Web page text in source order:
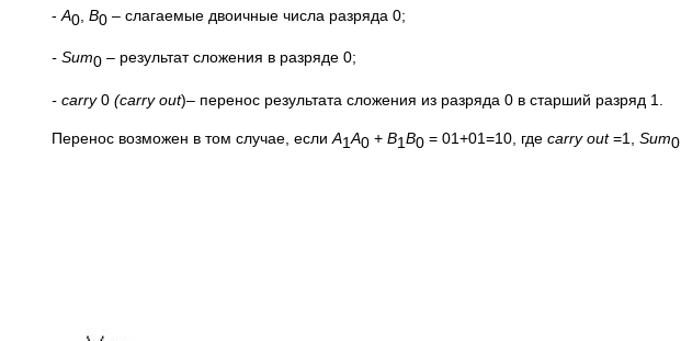
- A0 B0 – слагаемые двоичные числа разряда 0;
- Sum0 – результат сложения в разряде 0;
- carry0 (carryout)– перенос результата сложения из разряда 0 в старший разряд 1.
Перенос возможен в том случае, если A1A0 + B1B0 = 01+01=10, где carryout=1, Sum0